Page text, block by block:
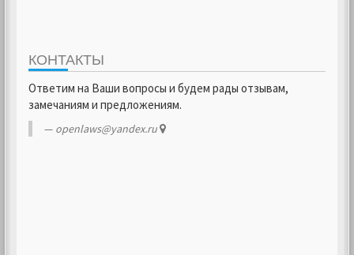
КОНТАКТЫ
Ответим на Ваши вопросы и будем рады отзывам,
замечаниям и предложениям.
openlaws@yandex.ru